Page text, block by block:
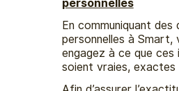
personnelles
En communiquant des
personnelles à Smart,
engagez à ce que ces
soient vraies,